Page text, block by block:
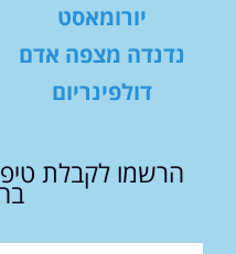
יורומאסט
נדנדה מצפה אדם
דולפינריום
הרשמו לקבלת